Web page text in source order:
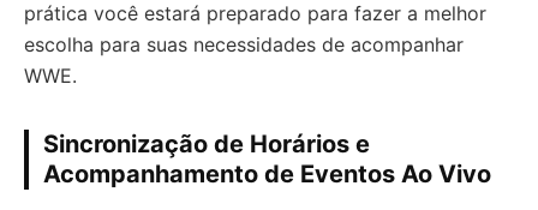
prática você estará preparado para fazer a melhor
escolha para suas necessidades de acompanhar
WWE.
Sincronização de Horários e
Acompanhamento de Eventos Ao Vivo